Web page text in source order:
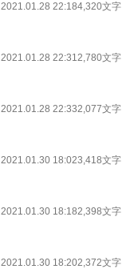
2021.01.28 22:184,320文字
2021.01.28 22:312,780文字
2021.01.28 22:332,077文字
2021.01.30 18:023,418文字
2021.01.30 18:182,398文字
2021.01.30 18:202,372文字